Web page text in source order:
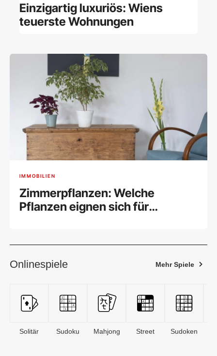
Einzigartig luxuriös: Wiens
teuerste Wohnungen
IMMOBILIEN
Zimmerpflanzen: Welche
Pflanzen eignen sich für
Onlinespiele Mehr Spiele
Solitär Sudoku Mahjong Street Sudoken